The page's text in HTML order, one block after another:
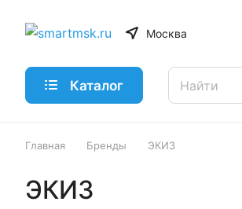
Москва
Каталог
Главная Бренды ЭКИЗ
ЭКИЗ